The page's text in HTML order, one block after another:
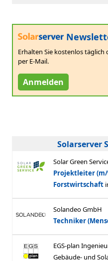
Erhalten Sie kostenlos
per E-Mail.
Anmelden
Solarserver